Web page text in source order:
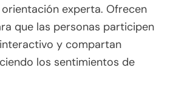
experta. Ofrecen
que las personas participen
y compartan
los sentimientos de